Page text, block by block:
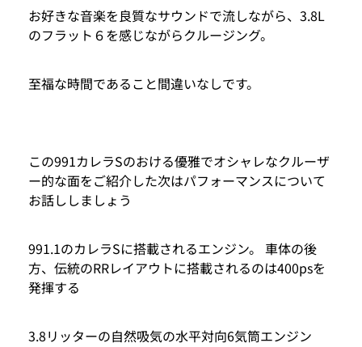
お好きな音楽を良質なサウンドで流しながら、3.8L
のフラット６を感じながらクルージング。
至福な時間であること間違いなしです。
この991カレラSのおける優雅でオシャレなクルーザ
ー的な面をご紹介した次はパフォーマンスについて
お話ししましょう
991.1のカレラSに搭載されるエンジン。 車体の後
方、伝統のRRレイアウトに搭載されるのは400psを
発揮する
3.8リッターの自然吸気の水平対向6気筒エンジン